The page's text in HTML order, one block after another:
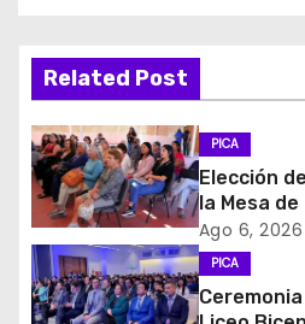
e
g
a
c
i
ó
Related Post
PICA
Elección
la Mesa de
Indigena
Ago 6, 2026
PICA